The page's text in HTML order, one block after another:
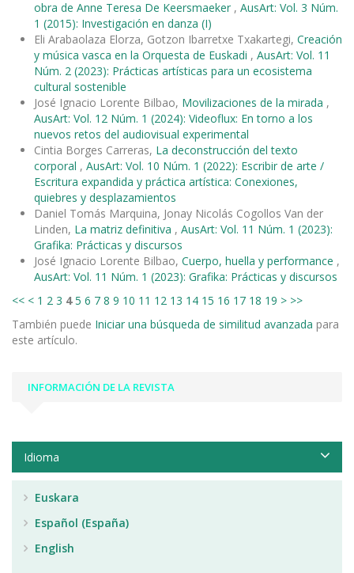
obra de Anne Teresa De Keersmaeker , AusArt: Vol. 3 Núm.
1 (2015): Investigación en danza (I)
Eli Arabaolaza Elorza, Gotzon Ibarretxe Txakartegi, Creación
y música vasca en la Orquesta de Euskadi , AusArt: Vol. 11
Núm. 2 (2023): Prácticas artísticas para un ecosistema
cultural sostenible
José Ignacio Lorente Bilbao, Movilizaciones de la mirada ,
AusArt: Vol. 12 Núm. 1 (2024): Videoflux: En torno a los
nuevos retos del audiovisual experimental
Cintia Borges Carreras, La deconstrucción del texto
corporal , AusArt: Vol. 10 Núm. 1 (2022): Escribir de arte /
Escritura expandida y práctica artística: Conexiones,
quiebres y desplazamientos
Daniel Tomás Marquina, Jonay Nicolás Cogollos Van der
Linden, La matriz definitiva , AusArt: Vol. 11 Núm. 1 (2023):
Grafika: Prácticas y discursos
José Ignacio Lorente Bilbao, Cuerpo, huella y performance ,
AusArt: Vol. 11 Núm. 1 (2023): Grafika: Prácticas y discursos
<< < 1 2 3 4 5 6 7 8 9 10 11 12 13 14 15 16 17 18 19 > >>
También puede Iniciar una búsqueda de similitud avanzada para
este artículo.
INFORMACIÓN DE LA REVISTA
Idioma
Euskara
Español (España)
English